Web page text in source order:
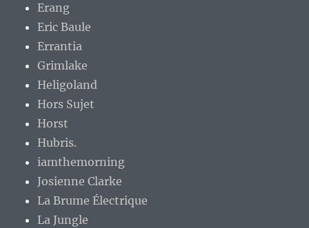
Erang
Eric Baule
Errantia
Grimlake
Heligoland
Hors Sujet
Horst
Hubris.
iamthemorning
Josienne Clarke
La Brume Électrique
La Jungle